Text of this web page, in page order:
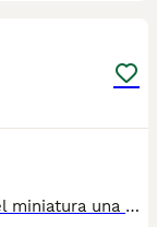
📞 613283995 WhatsApp Macho de Teckel miniatura una preciosidad Entregamos nuestros pequeños cachorritos con todas las garantías y cuidados necesarios , disponemos de núcleo zoológico para crianza y venta de nuestros cachorros . ✅Desparasitaciones y vacunas correspondientes a su edad . ✅Cartilla de vacunación . ✅Revisiones veterinarias . ✅Garantías víricas de 15 días . ✅Garantías genéticas de un año . Seriedad , confianza y bienestar animal son nuestra prioridad . También ofrecemos transporte propio para nuestros pequeños cachorros a toda la península , el pago lo podéis hacer contra reembolso . (con coste adicional) . Mandamos a toda España . Toledo, Málaga, Alicante, Valencia, Bilbao, Asturias, Vizcaya, Barcelona, Tarragona, Sevilla, Murcia, Valladolid, Ávila, Salamanca etc... Disponemos de varias razas Si no esta la raza que queréis llámanos , intentaremos encontrártela , trabajamos con los mejores criadores de España .